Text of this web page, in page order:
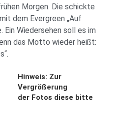
Morgen. Die schickte
dem Evergreen „Auf
Ein Wiedersehen soll es im
das Motto wieder heißt:
Hinweis: Zur
Vergrößerung
der Fotos diese bitte